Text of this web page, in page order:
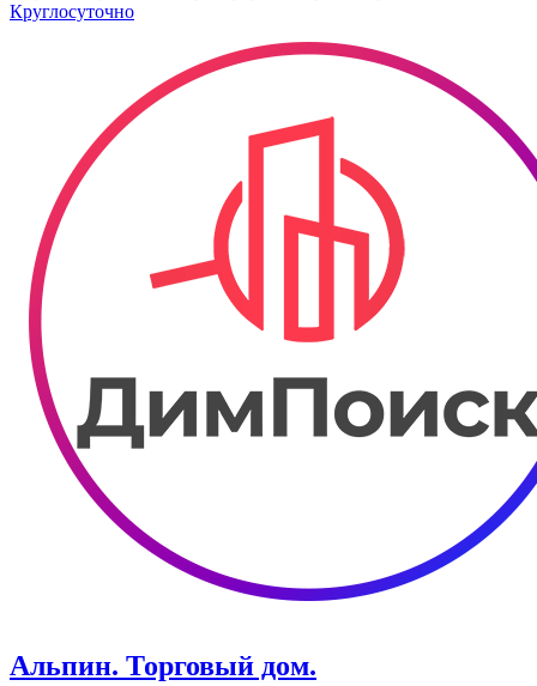
Круглосуточно
Альпин. Торговый дом.